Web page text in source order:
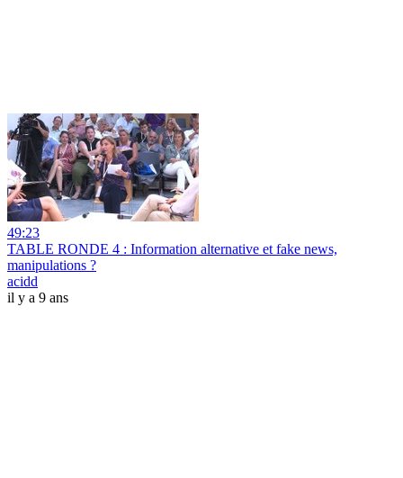
49:23
TABLE RONDE 4 : Information alternative et fake news,
manipulations ?
acidd
il y a 9 ans